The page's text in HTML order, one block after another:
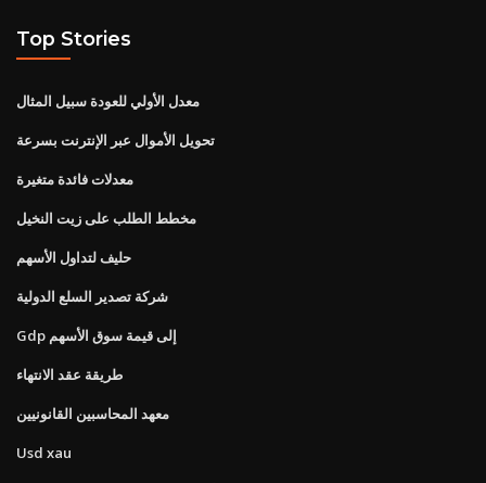
Top Stories
معدل الأولي للعودة سبيل المثال
تحويل الأموال عبر الإنترنت بسرعة
معدلات فائدة متغيرة
مخطط الطلب على زيت النخيل
حليف لتداول الأسهم
شركة تصدير السلع الدولية
Gdp إلى قيمة سوق الأسهم
طريقة عقد الانتهاء
معهد المحاسبين القانونيين
Usd xau